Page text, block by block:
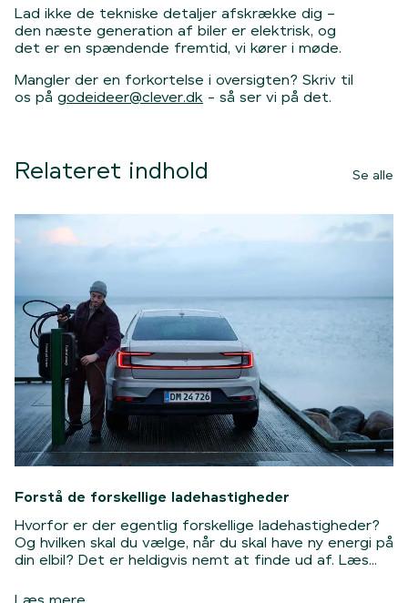
Lad ikke de tekniske detaljer afskrække dig –
den næste generation af biler er elektrisk, og
det er en spændende fremtid, vi kører i møde.
Mangler der en forkortelse i oversigten? Skriv til
os på godeideer@clever.dk - så ser vi på det.
Relateret indhold Se alle
Forstå de forskellige ladehastigheder
Hvorfor er der egentlig forskellige ladehastigheder?
Og hvilken skal du vælge, når du skal have ny energi på
din elbil? Det er heldigvis nemt at finde ud af. Læs
lade en elbil op.
Læs mere